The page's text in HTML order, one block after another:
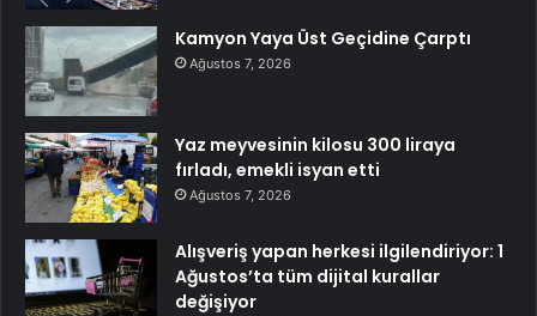
Kamyon Yaya Üst Geçidine Çarptı
Ağustos 7, 2026
Yaz meyvesinin kilosu 300 liraya
fırladı, emekli isyan etti
Ağustos 7, 2026
Alışveriş yapan herkesi ilgilendiriyor: 1
Ağustos’ta tüm dijital kurallar
değişiyor